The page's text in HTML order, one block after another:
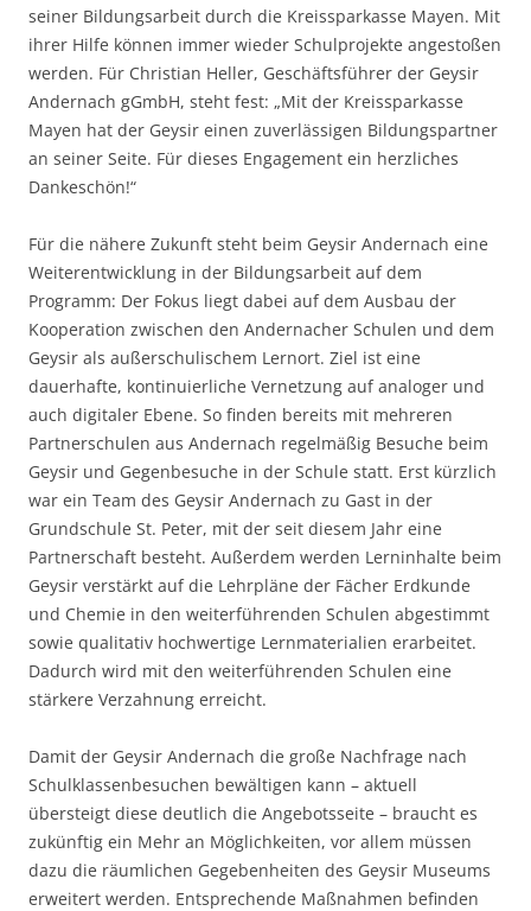
seiner Bildungsarbeit durch die Kreissparkasse Mayen. Mit
ihrer Hilfe können immer wieder Schulprojekte angestoßen
werden. Für Christian Heller, Geschäftsführer der Geysir
Andernach gGmbH, steht fest: „Mit der Kreissparkasse
Mayen hat der Geysir einen zuverlässigen Bildungspartner
an seiner Seite. Für dieses Engagement ein herzliches
Dankeschön!“
Für die nähere Zukunft steht beim Geysir Andernach eine
Weiterentwicklung in der Bildungsarbeit auf dem
Programm: Der Fokus liegt dabei auf dem Ausbau der
Kooperation zwischen den Andernacher Schulen und dem
Geysir als außerschulischem Lernort. Ziel ist eine
dauerhafte, kontinuierliche Vernetzung auf analoger und
auch digitaler Ebene. So finden bereits mit mehreren
Partnerschulen aus Andernach regelmäßig Besuche beim
Geysir und Gegenbesuche in der Schule statt. Erst kürzlich
war ein Team des Geysir Andernach zu Gast in der
Grundschule St. Peter, mit der seit diesem Jahr eine
Partnerschaft besteht. Außerdem werden Lerninhalte beim
Geysir verstärkt auf die Lehrpläne der Fächer Erdkunde
und Chemie in den weiterführenden Schulen abgestimmt
sowie qualitativ hochwertige Lernmaterialien erarbeitet.
Dadurch wird mit den weiterführenden Schulen eine
stärkere Verzahnung erreicht.
Damit der Geysir Andernach die große Nachfrage nach
Schulklassenbesuchen bewältigen kann – aktuell
übersteigt diese deutlich die Angebotsseite – braucht es
zukünftig ein Mehr an Möglichkeiten, vor allem müssen
dazu die räumlichen Gegebenheiten des Geysir Museums
erweitert werden. Entsprechende Maßnahmen befinden